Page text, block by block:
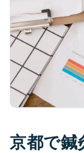
京都で鍼